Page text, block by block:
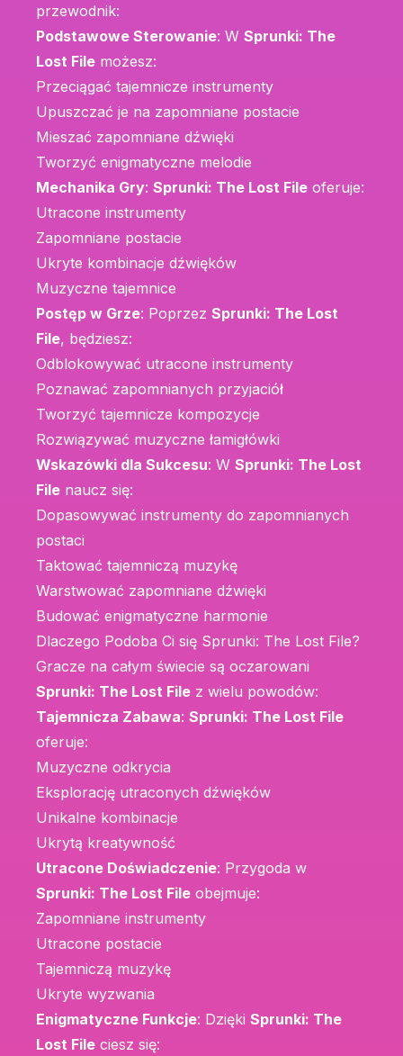
przewodnik:
Podstawowe Sterowanie: W Sprunki: The
Lost File możesz:
Przeciągać tajemnicze instrumenty
Upuszczać je na zapomniane postacie
Mieszać zapomniane dźwięki
Tworzyć enigmatyczne melodie
Mechanika Gry: Sprunki: The Lost File oferuje:
Utracone instrumenty
Zapomniane postacie
Ukryte kombinacje dźwięków
Muzyczne tajemnice
Postęp w Grze: Poprzez Sprunki: The Lost
File, będziesz:
Odblokowywać utracone instrumenty
Poznawać zapomnianych przyjaciół
Tworzyć tajemnicze kompozycje
Rozwiązywać muzyczne łamigłówki
Wskazówki dla Sukcesu: W Sprunki: The Lost
File naucz się:
Dopasowywać instrumenty do zapomnianych
postaci
Taktować tajemniczą muzykę
Warstwować zapomniane dźwięki
Budować enigmatyczne harmonie
Dlaczego Podoba Ci się Sprunki: The Lost File?
Gracze na całym świecie są oczarowani
Sprunki: The Lost File z wielu powodów:
Tajemnicza Zabawa: Sprunki: The Lost File
oferuje:
Muzyczne odkrycia
Eksplorację utraconych dźwięków
Unikalne kombinacje
Ukrytą kreatywność
Utracone Doświadczenie: Przygoda w
Sprunki: The Lost File obejmuje:
Zapomniane instrumenty
Utracone postacie
Tajemniczą muzykę
Ukryte wyzwania
Enigmatyczne Funkcje: Dzięki Sprunki: The
Lost File ciesz się: